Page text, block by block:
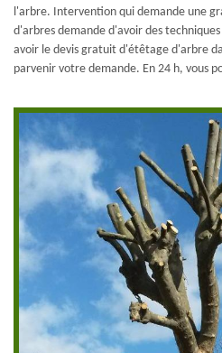
l'arbre. Intervention qui demande une
d'arbres demande d'avoir des
avoir le devis gratuit d'étêtage d'arbre
parvenir votre demande. En 24 h, vous